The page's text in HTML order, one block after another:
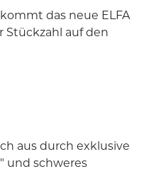
das neue ELFA
Stückzahl auf den
aus durch exklusive
und schweres